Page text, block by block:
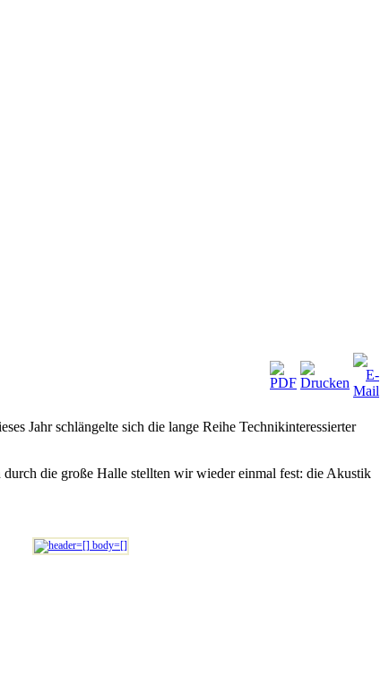
Jahr schlängelte sich die lange Reihe Technikinteressierter
die große Halle stellten wir wieder einmal fest: die Akustik